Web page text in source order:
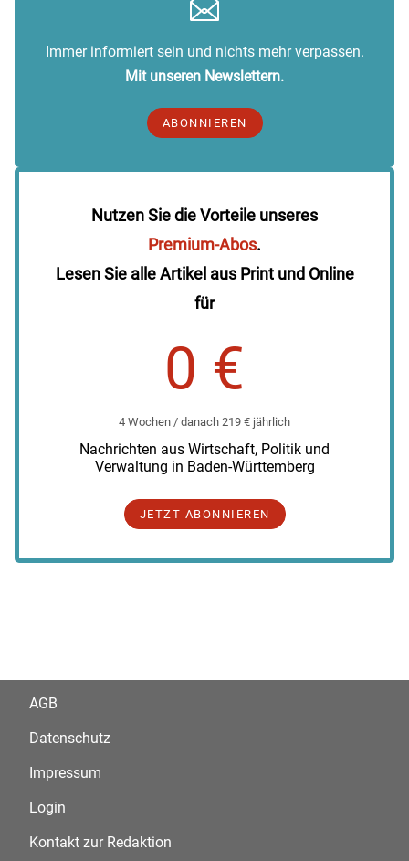
Immer informiert sein und nichts mehr verpassen.
Mit unseren Newslettern.
ABONNIEREN
Nutzen Sie die Vorteile unseres
Premium-Abos.
Lesen Sie alle Artikel aus Print und Online
für
0 €
4 Wochen / danach 219 € jährlich
Nachrichten aus Wirtschaft, Politik und
Verwaltung in Baden-Württemberg
JETZT ABONNIEREN
AGB
Datenschutz
Impressum
Login
Kontakt zur Redaktion